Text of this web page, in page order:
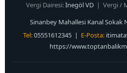
Vergi Dairesi:İnegöl VD | Vergi /
Sinanbey Mahallesi Kanal Sokak
Tel:05551612345 | E-Posta:
https://